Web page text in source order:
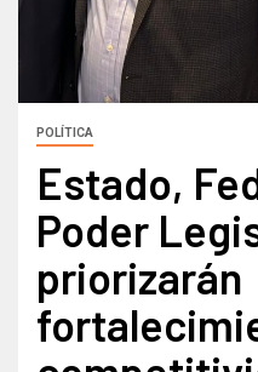
POLÍTICA
Estado,
Poder
priorizarán